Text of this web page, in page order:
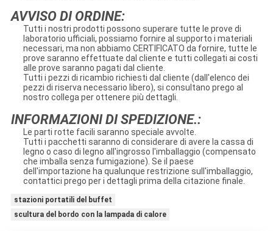
AVVISO DI ORDINE:
Tutti i nostri prodotti possono superare tutte le prove di
laboratorio ufficiali, possiamo fornire al supporto i materiali
necessari, ma non abbiamo CERTIFICATO da fornire, tutte le
prove saranno effettuate dal cliente e tutti collegati ai costi
alle prove saranno pagati dal cliente.
Tutti i pezzi di ricambio richiesti dal cliente (dall'elenco dei
pezzi di riserva necessario libero), si consultano prego al
nostro collega per ottenere più dettagli.
INFORMAZIONI DI SPEDIZIONE.:
Le parti rotte facili saranno speciale avvolte.
Tutti i pacchetti saranno di considerare di avere la cassa di
legno o caso di legno all'ingrosso l'imballaggio (compensato
che imballa senza fumigazione). Se il paese
dell'importazione ha qualunque restrizione sull'imballaggio,
contattici prego per i dettagli prima della citazione finale.
stazioni portatili del buffet
scultura del bordo con la lampada di calore